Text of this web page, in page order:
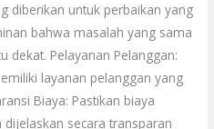
diberikan untuk perbaikan yang
bahwa masalah yang sama
dekat. Pelayanan Pelanggan:
layanan pelanggan yang
Biaya: Pastikan biaya
secara transparan